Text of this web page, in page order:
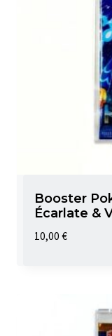
Booster
Écarlate &
10,00 €